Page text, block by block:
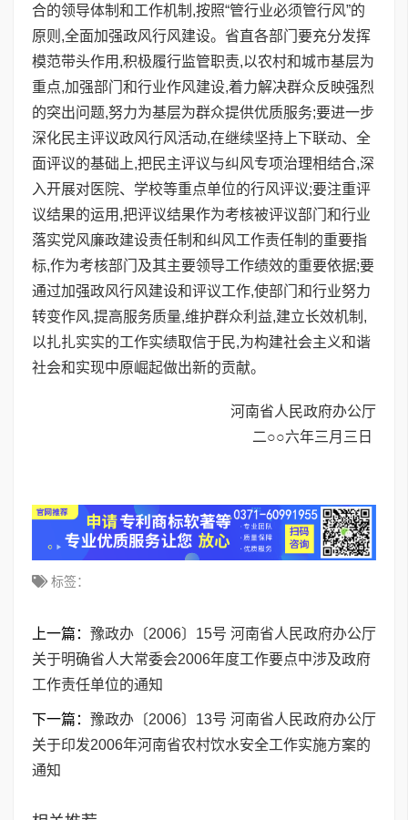
合的领导体制和工作机制,按照“管行业必须管行风”的
原则,全面加强政风行风建设。省直各部门要充分发挥
模范带头作用,积极履行监管职责,以农村和城市基层为
重点,加强部门和行业作风建设,着力解决群众反映强烈
的突出问题,努力为基层为群众提供优质服务;要进一步
深化民主评议政风行风活动,在继续坚持上下联动、全
面评议的基础上,把民主评议与纠风专项治理相结合,深
入开展对医院、学校等重点单位的行风评议;要注重评
议结果的运用,把评议结果作为考核被评议部门和行业
落实党风廉政建设责任制和纠风工作责任制的重要指
标,作为考核部门及其主要领导工作绩效的重要依据;要
通过加强政风行风建设和评议工作,使部门和行业努力
转变作风,提高服务质量,维护群众利益,建立长效机制,
以扎扎实实的工作实绩取信于民,为构建社会主义和谐
社会和实现中原崛起做出新的贡献。
河南省人民政府办公厅
二○○六年三月三日
标签：
上一篇： 豫政办〔2006〕15号 河南省人民政府办公厅
关于明确省人大常委会2006年度工作要点中涉及政府
工作责任单位的通知
下一篇： 豫政办〔2006〕13号 河南省人民政府办公厅
关于印发2006年河南省农村饮水安全工作实施方案的
通知